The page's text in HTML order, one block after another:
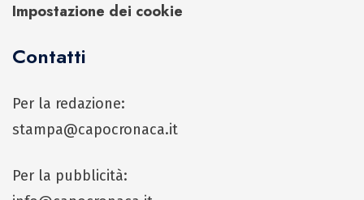
Impostazione dei cookie
Contatti
Per la redazione:
stampa@capocronaca.it
Per la pubblicità: